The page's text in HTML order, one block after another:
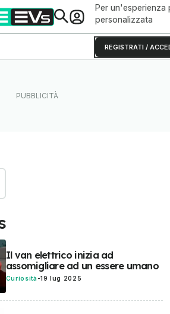
Per un'esperienza
personalizzata
REGISTRATI /
Il van elettrico inizia ad
assomigliare ad un essere umano
Curiosità -19 lug 2025